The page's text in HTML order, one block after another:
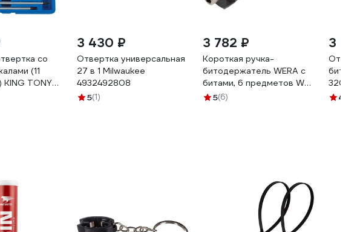
со
(11
TONY
3 430 ₽
Отвертка универсальная
27 в 1 Milwaukee
4932492808
5(1)
3 782 ₽
Короткая ручка-
битодержатель WERA с
битами, 6 предметов WE-
008877
5(6)
3
3207
4.8